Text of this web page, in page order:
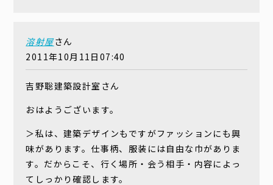
溶射屋さん
2011年10月11日07:40
吉野聡建築設計室さん
おはようございます。
＞私は、建築デザインもですがファッションにも興
味があります。仕事柄、服装には自由な巾がありま
す。だからこそ、行く場所・会う相手・内容によっ
てしっかり確認します。